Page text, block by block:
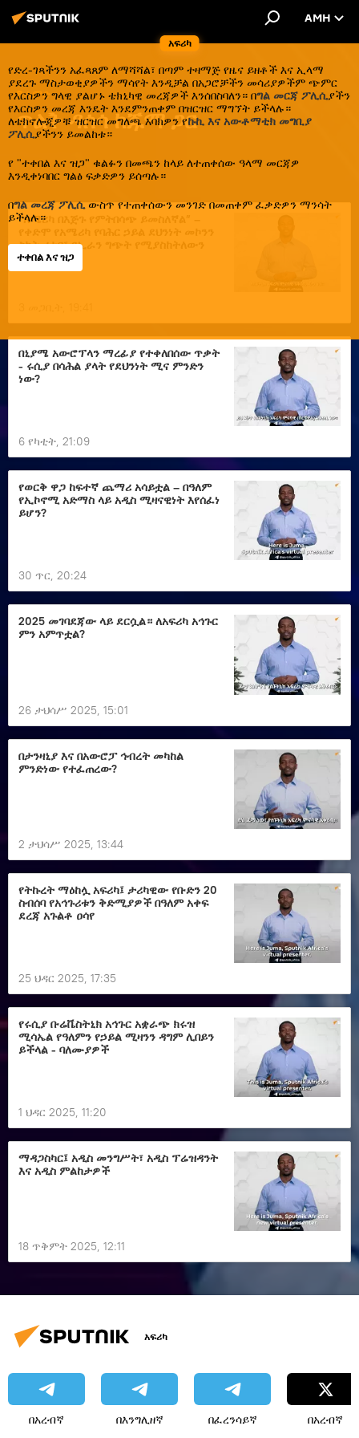
አፍሪካ
AMH
የድረ-ገጻችንን አፈጻጸም ለማሻሻል፣ በጣም ተዛማጅ የዜና ይዘቶች እና ኢላማ
ያደረጉ ማስታወቂያዎችን ማሳየት እንዲቻል በአጋሮቻችን መሳሪያዎችም ጭምር
የእርስዎን ግላዊ ያልሆኑ ቴክኒካዊ መረጃዎች እንሰበስባለን። በግል መርጃ ፖሊሲያችን
የእርስዎን መረጃ እንዴት እንደምንጠቀም በዝርዝር ማግኘት ይችላሉ።
ለቴክኖሎጂዎቹ ዝርዝር መግለጫ እባክዎን የኩኪ እና አውቶማቲክ መግቢያ
ፖሊሲያችንን ይመልከቱ።
የ "ተቀበል እና ዝጋ" ቁልፉን በመጫን ከላይ ለተጠቀሰው ዓላማ መርጃዎ
እንዲቀነባበር ግልፅ ፍቃድዎን ይሰጣሉ።
በግል መረጃ ፖሊሲውስጥ የተጠቀሰውን መንገድ በመጠቀም ፈቃድዎን ማንሳት
ይችላሉ።
ተቀበል እና ዝጋ
8 አምድ
ጥልቅ ዳሰሳ ከጁማ ጋር
“አሜሪካ በእጅጉ የምትበሳጭ ይመስለኛል” –
ስኮት ሪተር፣ የኢራን ግጭት የሚያስከትለውን
ውጤት አሳሰቡ
በኒያሜ አውሮፕላን ማረፊያ የተቀለበሰው ጥቃት
- ሩሲያ በሳሕል ያላት የደህንነት ሚና ምንድን
ነው?
6 የካቲት, 21:09
የወርቅ ዋጋ ከፍተኛ ጨማሪ አሳይቷል – በዓለም
የኢኮኖሚ አድማስ ላይ አዲስ ሚዛናዊነት እየሰፈነ
ይሆን?
30 ጥር, 20:24
2025 መገባደጃው ላይ ደርሷል። ለአፍሪካ አኅጉር
ምን አምጥቷል?
26 ታህሳሥ 2025, 15:01
በታንዛኒያ እና በአውሮፓ ኅብረት መካከል
ምንድነው የተፈጠረው?
2 ታህሳሥ 2025, 13:44
የትኩረት ማዕከሏ አፍሪካ፤ ታሪካዊው የቡድን 20
ስብሰባ የአኅጉሪቱን ቅድሚያዎች በዓለም አቀፍ
ደረጃ አጉልቶ ዐሳየ
25 ህዳር 2025, 17:35
የሩሲያ ቡሬቬስትኒክ አኅጉር አቋራጭ ክሩዝ
ሚሳኤል የዓለምን የኃይል ሚዛንን ዳግም ሊበይን
ይችላል - ባለሙያዎች
1 ህዳር 2025, 11:20
ማዳጋስካር፤ አዲስ መንግሥት፣ አዲስ ፕሬዝዳንት
እና አዲስ ምልከታዎች
18 ጥቅምት 2025, 12:11
አፍሪካ
በአረብኛ በእንግሊዘኛ በፈረንሳይኛ በአረብኛ